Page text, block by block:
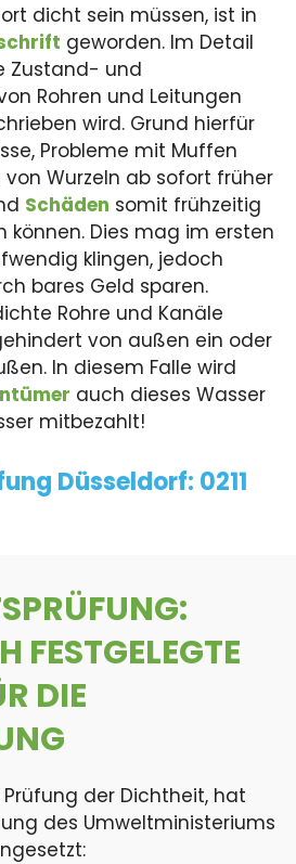
dicht sein müssen, ist in
geworden. Im Detail
Zustand- und
Rohren und Leitungen
wird. Grund hierfür
Probleme mit Muffen
von Wurzeln ab sofort früher
Schäden somit frühzeitig
können. Dies mag im ersten
klingen, jedoch
bares Geld sparen.
Rohre und Kanäle
von außen ein oder
In diesem Falle wird
auch dieses Wasser
mitbezahlt!
Düsseldorf: 0211
FESTGELEGTE
DIE
der Dichtheit, hat
des Umweltministeriums